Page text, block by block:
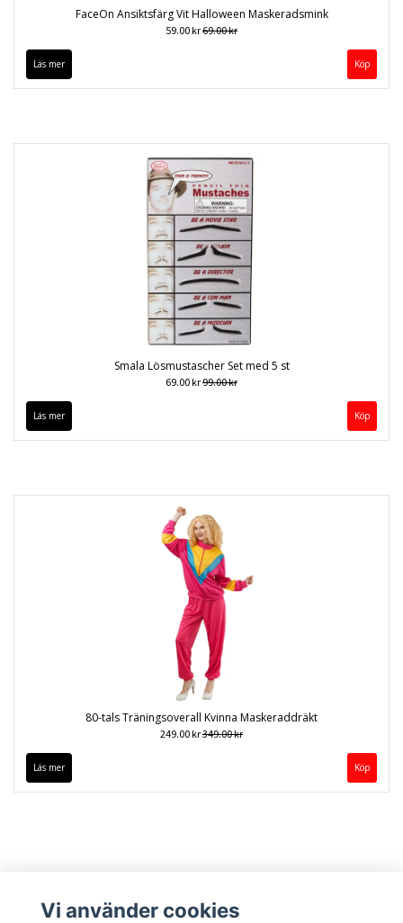
FaceOn Ansiktsfärg Vit Halloween Maskeradsmink
59.00 kr69.00 kr
Läs mer
Smala Lösmustascher Set med 5 st
69.00 kr99.00 kr
Läs mer
80-tals Träningsoverall Kvinna Maskeraddräkt
249.00 kr349.00 kr
Läs mer Köp
Vi använder cookies